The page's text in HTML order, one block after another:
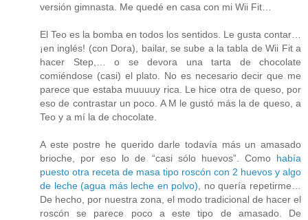
versión gimnasta. Me quedé en casa con mi Wii Fit…
El Teo es la bomba en todos los sentidos. Le gusta contar…
¡en inglés! (con Dora), bailar, se sube a la tabla de Wii Fit a
hacer Step,… o se devora una tarta de chocolate
comiéndose (casi) el plato. No es necesario decir que me
parece que estaba muuuuy rica. Le hice otra de queso, por
eso de contrastar un poco. A M le gustó más la de queso, a
Teo y a mí la de chocolate.
A este postre he querido darle todavía más un amasado
brioche, por eso lo de “casi sólo huevos”. Como había
puesto otra receta de masa tipo roscón con 2 huevos y algo
de leche (agua más leche en polvo) , no quería repetirme…
De hecho, por nuestra zona, el modo tradicional de hacer el
roscón se parece poco a este tipo de amasado. De